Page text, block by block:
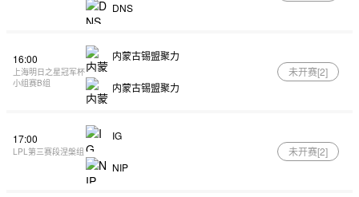
DNS
16:00
上海明日之星冠军杯
小组赛B组
内蒙古锡盟聚力
内蒙古锡盟聚力
未开赛[2]
17:00
LPL第三赛段涅槃组
IG
NIP
未开赛[2]